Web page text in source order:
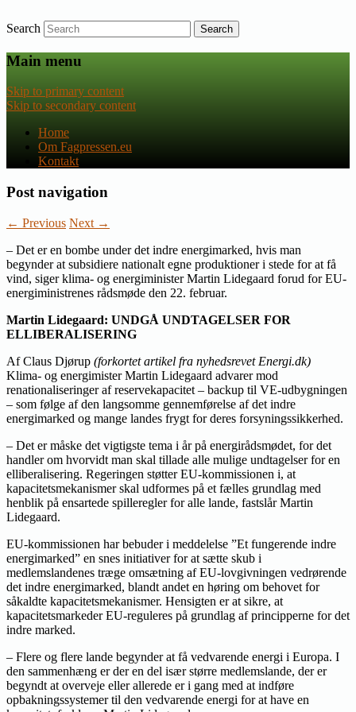
Fagpressen.eu
Nyheder om dansk EU-politik
Search
Main menu
Skip to primary content
Skip to secondary content
Home
Om Fagpressen.eu
Kontakt
Post navigation
← Previous Next →
– Det er en bombe under det indre energimarked, hvis man
begynder at subsidiere nationalt egne produktioner i stede for at få
vind, siger klima- og energiminister Martin Lidegaard forud for EU-
energiministrenes rådsmøde den 22. februar.
Martin Lidegaard: UNDGÅ UNDTAGELSER FOR
ELLIBERALISERING
Af Claus Djørup (forkortet artikel fra nyhedsrevet Energi.dk)
Klima- og energimister Martin Lidegaard advarer mod
renationaliseringer af reservekapacitet – backup til VE-udbygningen
– som følge af den langsomme gennemførelse af det indre
energimarked og mange landes frygt for deres forsyningssikkerhed.
– Det er måske det vigtigste tema i år på energirådsmødet, for det
handler om hvorvidt man skal tillade alle mulige undtagelser for en
elliberalisering. Regeringen støtter EU-kommissionen i, at
kapacitetsmekanismer skal udformes på et fælles grundlag med
henblik på ensartede spilleregler for alle lande, fastslår Martin
Lidegaard.
EU-kommissionen har bebuder i meddelelse ”Et fungerende indre
energimarked” en snes initiativer for at sætte skub i
medlemslandenes træge omsætning af EU-lovgivningen vedrørende
det indre energimarked, blandt andet en høring om behovet for
såkaldte kapacitetsmekanismer. Hensigten er at sikre, at
kapacitetsmarkeder EU-reguleres på grundlag af principperne for det
indre marked.
– Flere og flere lande begynder at få vedvarende energi i Europa. I
den sammenhæng er der en del især større medlemslande, der er
begyndt at overveje eller allerede er i gang med at indføre
opbakningssystemer til den vedvarende energi for at have en